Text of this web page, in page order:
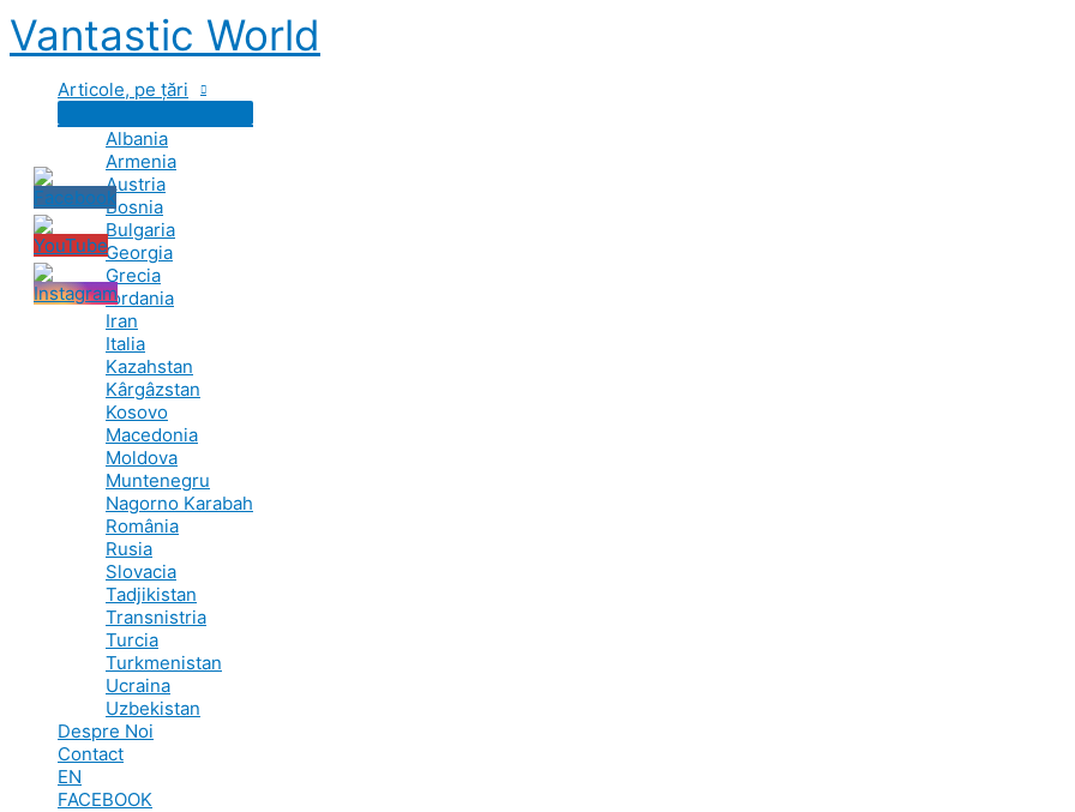
Skip
to
Vantastic World
Articole, pe țări
Albania
Armenia
Austria
Bosnia
Bulgaria
Georgia
Grecia
Iordania
Iran
Italia
Kazahstan
Kârgâzstan
Kosovo
Macedonia
Moldova
Muntenegru
Nagorno Karabah
România
Rusia
Slovacia
Tadjikistan
Transnistria
Turcia
Turkmenistan
Ucraina
Uzbekistan
Despre Noi
Contact
EN
FACEBOOK